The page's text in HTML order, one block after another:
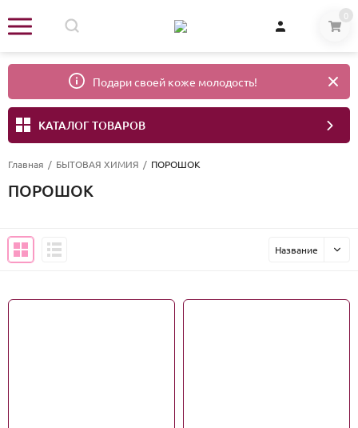
0
Подари своей коже молодость!
КАТАЛОГ ТОВАРОВ
Главная / БЫТОВАЯ ХИМИЯ / ПОРОШОК
ПОРОШОК
Название